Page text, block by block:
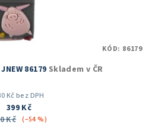
86179 Skladem v ČR
Kč bez DPH
399 Kč
Kč (–54 %)
KÓD: 86179